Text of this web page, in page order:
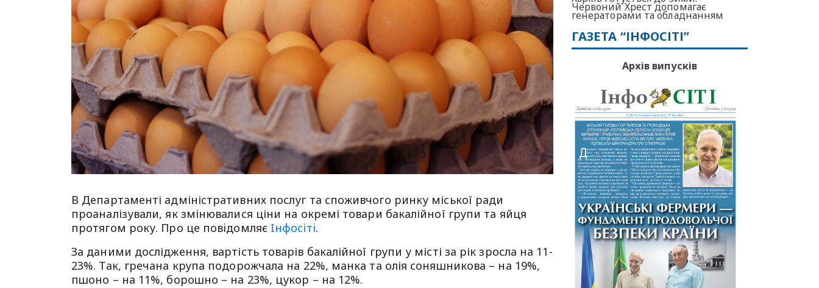
В Департаменті адміністративних послуг та споживчого ринку міської ради
проаналізували, як змінювалися ціни на окремі товари бакалійної групи та яйця
протягом року. Про це повiдомляє Iнфосiтi.
За даними дослідження, вартість товарів бакалійної групи у місті за рік зросла на 11-
23%. Так, гречана крупа подорожчала на 22%, манка та олія соняшникова – на 19%,
пшоно – на 11%, борошно – на 23%, цукор – на 12%.
Червоний Хрест допомагає
генераторами та обладнанням
ГАЗЕТА “ІНФОСІТІ”
Архів випусків